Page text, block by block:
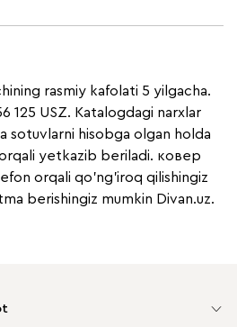
rasmiy kafolati 5 yilgacha.
125 USZ. Katalogdagi narxlar
sotuvlarni hisobga olgan holda
yetkazib beriladi. ковер
orqali qo'ng'iroq qilishingiz
berishingiz mumkin Divan.uz.